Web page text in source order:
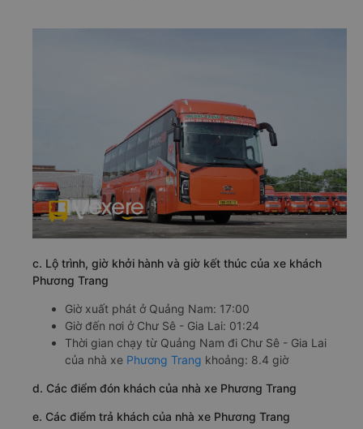
c. Lộ trình, giờ khởi hành và giờ kết thúc của xe khách
Phương Trang
Giờ xuất phát ở Quảng Nam: 17:00
Giờ đến nơi ở Chư Sê - Gia Lai: 01:24
Thời gian chạy từ Quảng Nam đi Chư Sê - Gia Lai
của nhà xe Phương Trang khoảng: 8.4 giờ
d. Các điểm đón khách của nhà xe Phương Trang
e. Các điểm trả khách của nhà xe Phương Trang